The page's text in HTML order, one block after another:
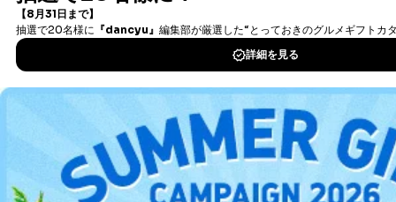
開示等の求めは、電話又は電子メールにて下記までお申
し付けください。開示等の求めに際して提出していただ
く書面等については、その際にご案内いたします。
■電話による場合
TEL:0570-200-223
株式会社富士山マガジンサービス 個人情報問い合わせ
受付時間：10:00～17:00（土、日、祝、年末年始休業）
■電子メールによる場合
e-mail：cs@fujisan.co.jp